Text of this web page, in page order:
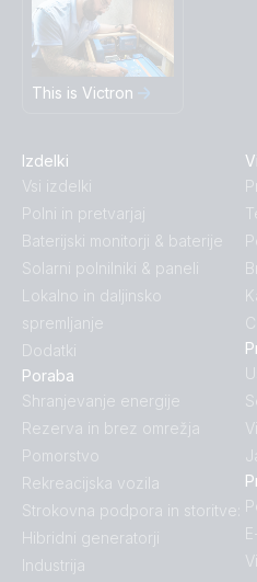
This is Victron
Izdelki
Vsi izdelki
Polni in pretvarjaj
Baterijski monitorji & baterije
Solarni polnilniki & paneli
Lokalno in daljinsko
spremljanje
Dodatki
Poraba
Shranjevanje energije
Rezerva in brez omrežja
Pomorstvo
Rekreacijska vozila
Strokovna podpora in storitve:
Hibridni generatorji
Industrija